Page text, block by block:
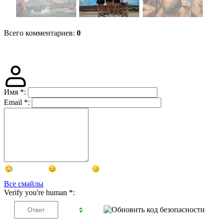
Всего комментариев: 0
Имя *:
Email *:
Все смайлы
Verify you're human *: